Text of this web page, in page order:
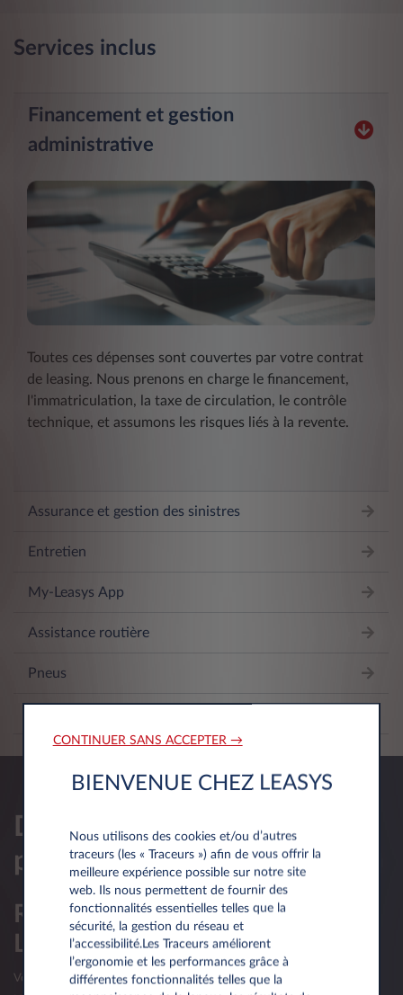
Services inclus
Financement et gestion
administrative
Toutes ces dépenses sont couvertes par votre contrat
de leasing. Nous prenons en charge le financement,
l'immatriculation, la taxe de circulation, le contrôle
technique, et assumons les risques liés à la revente.
Assurance et gestion des sinistres
Entretien
My-Leasys App
Assistance routière
Pneus
Demander une offre
personnalisee
Réservé aux professionnels du
Luxembourg
Votre société luxembourgeoise a moins d’un an d’existence?
CONTINUER SANS ACCEPTER →
BIENVENUE CHEZ LEASYS
Nous utilisons des cookies et/ou d’autres
traceurs (les « Traceurs ») afin de vous offrir la
meilleure expérience possible sur notre site
web. Ils nous permettent de fournir des
fonctionnalités essentielles telles que la
sécurité, la gestion du réseau et
l’accessibilité.Les Traceurs améliorent
l’ergonomie et les performances grâce à
différentes fonctionnalités telles que la